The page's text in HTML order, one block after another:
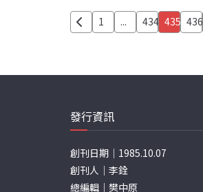
文
分
頁
1 ... 434 435 436
發行資訊
創刊日期｜1985.10.07
創刊人｜李銓
總編輯｜樊中原